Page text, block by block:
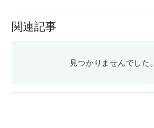
関連記事
見つかりませんでした。